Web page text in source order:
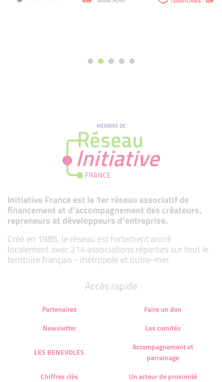
MEMBRE DE
Initiative France est le 1er réseau associatif de
financement et d’accompagnement des créateurs,
repreneurs et développeurs d’entreprise.
Créé en 1985, le réseau est fortement ancré
localement avec 214 associations réparties sur tout le
territoire français - métropole et outre-mer.
Accès rapide
Partenaires
Faire un don
Newsletter
Les comités
LES BENEVOLES
Accompagnement et
parrainage
Chiffres clés
Un acteur de proximité